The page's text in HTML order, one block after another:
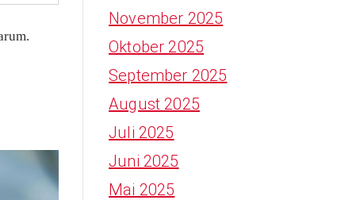
November 2025
Oktober 2025
September 2025
August 2025
Juli 2025
Juni 2025
Mai 2025